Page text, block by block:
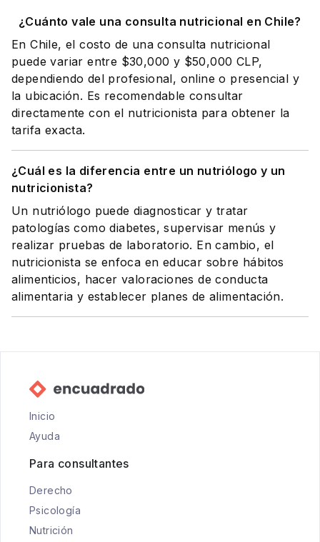
¿Cuánto vale una consulta nutricional en Chile?
En Chile, el costo de una consulta nutricional
puede variar entre $30,000 y $50,000 CLP,
dependiendo del profesional, online o presencial y
la ubicación. Es recomendable consultar
directamente con el nutricionista para obtener la
tarifa exacta.
¿Cuál es la diferencia entre un nutriólogo y un
nutricionista?
Un nutriólogo puede diagnosticar y tratar
patologías como diabetes, supervisar menús y
realizar pruebas de laboratorio. En cambio, el
nutricionista se enfoca en educar sobre hábitos
alimenticios, hacer valoraciones de conducta
alimentaria y establecer planes de alimentación.
Inicio
Ayuda
Para consultantes
Derecho
Psicología
Nutrición